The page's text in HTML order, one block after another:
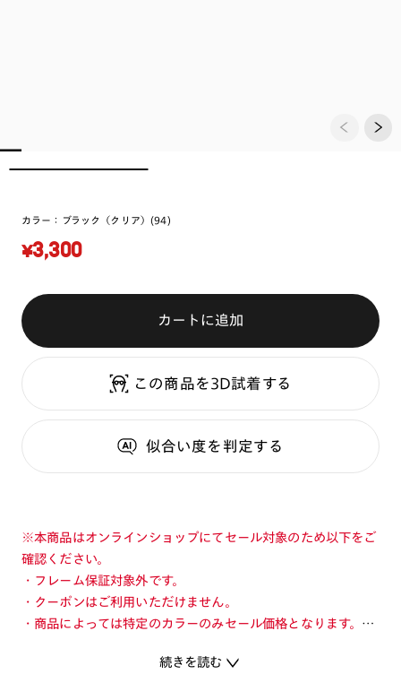
カラー： ブラック（クリア）(94)
¥3,300
カートに追加
この商品を3D試着する
似合い度を判定する
※本商品はオンラインショップにてセール対象のため以下をご
確認ください。
・フレーム保証対象外です。
・クーポンはご利用いただけません。
・商品によっては特定のカラーのみセール価格となります。カ
・店舗とオンラインショップで価格が異なる場合があります。
続きを読む